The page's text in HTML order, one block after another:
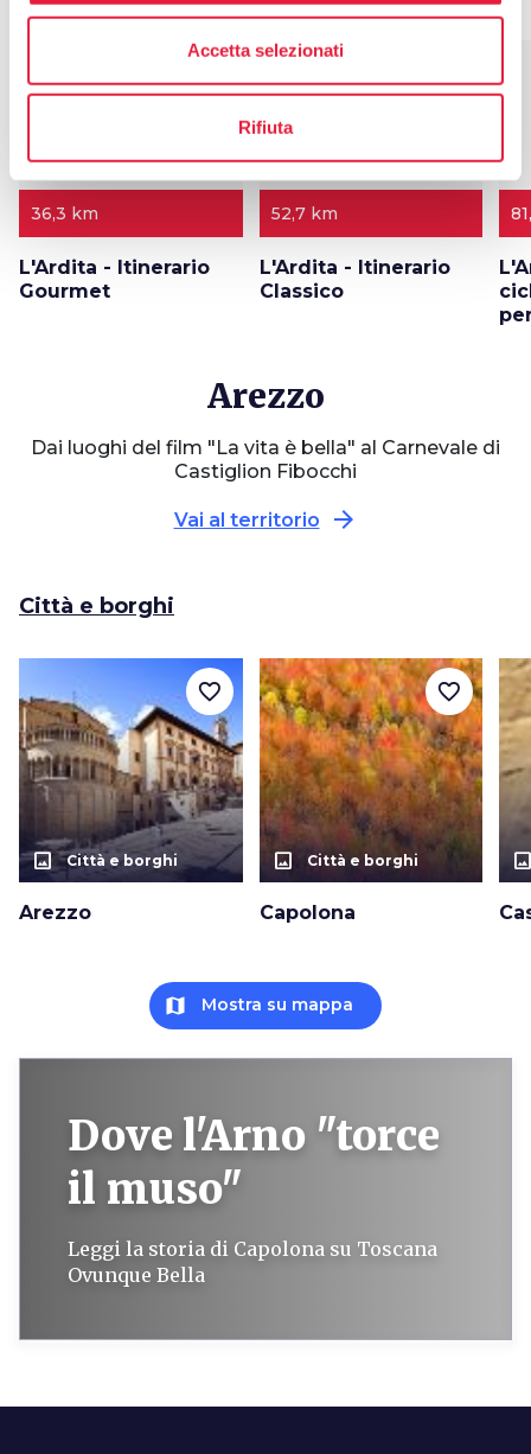
Accetta selezionati
Rifiuta
36,3 km
L'Ardita - Itinerario
Gourmet
52,7 km
L'Ardita - Itinerario
Classico
Arezzo
Dai luoghi del film "La vita è bella" al Carnevale di
Castiglion Fibocchi
Vai al territorio arrow_forward
Città e borghi
photo_size_select_actual Città e borghi
Arezzo
favorite_border
photo_size_select_actual Città e borghi
Capolona
favorite_border
map Mostra su mappa
Dove l'Arno "torce
il muso"
Leggi la storia di Capolona su Toscana
Ovunque Bella